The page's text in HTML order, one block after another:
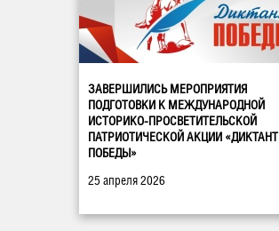
ЗАВЕРШИЛИСЬ МЕРОПРИЯТИЯ
ПОДГОТОВКИ К МЕЖДУНАРОДНОЙ
ИСТОРИКО-ПРОСВЕТИТЕЛЬСКОЙ
ПАТРИОТИЧЕСКОЙ АКЦИИ «ДИКТАНТ
ПОБЕДЫ»
25 апреля 2026